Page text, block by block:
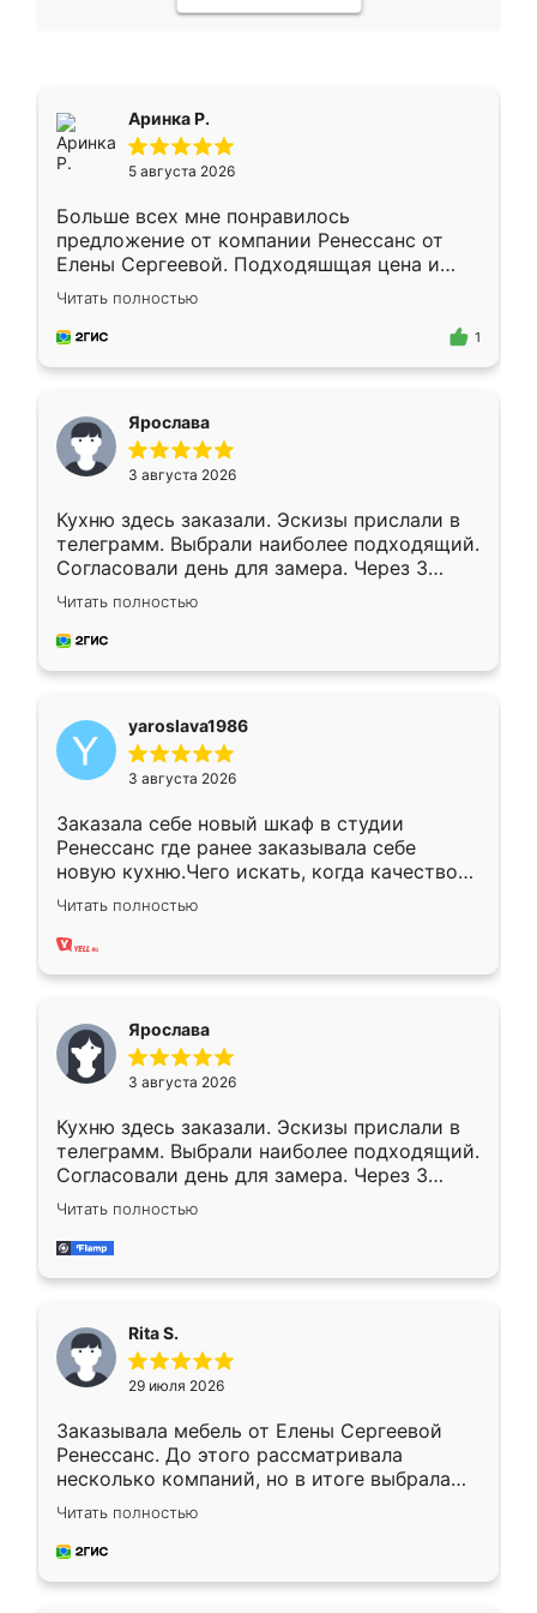
Аринка Р.
5 августа 2026
Больше всех мне понравилось
предложение от компании Ренессанс от
Елены Сергеевой. Подходяшщая цена и
короткие сроки изготовления. Приехавший
для замера сотрудник Владислав
предложил по моему эскизу самый
Читать полностью
1
Ярослава
3 августа 2026
Кухню здесь заказали. Эскизы прислали в
телеграмм. Выбрали наиболее подходящий.
Согласовали день для замера. Через 3
недели кухня была уже готова. Остались
довольны работой. Спасибо Ренессанс
мебель за качественную работу!
Читать полностью
yaroslava1986
3 августа 2026
Заказала себе новый шкаф в студии
Ренессанс где ранее заказывала себе
новую кухню.Чего искать, когда качеством
вполне довольна. Служит кухня уже почти
два года, нареканий нет.
Читать полностью
Ярослава
3 августа 2026
Кухню здесь заказали. Эскизы прислали в
телеграмм. Выбрали наиболее подходящий.
Согласовали день для замера. Через 3
недели кухня была уже готова. Остались
довольны работой. Спасибо Ренессанс
мебель за качественную работу!
Читать полностью
Rita S.
29 июля 2026
Заказывала мебель от Елены Сергеевой
Ренессанс. До этого рассматривала
несколько компаний, но в итоге выбрала
эту. Сначала обговорили условия, потом
приехал замерщик, всё спокойно объяснил
и снял размеры. Изготовили в срок, с
Читать полностью